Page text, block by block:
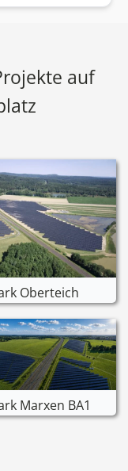
auf
Oberteich
Marxen BA1